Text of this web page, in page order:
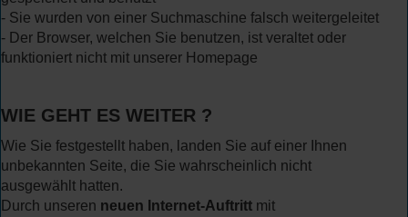
- Sie wurden von einer Suchmaschine falsch weitergeleitet
- Der Browser, welchen Sie benutzen, ist veraltet oder
funktioniert nicht mit unserer Homepage
WIE GEHT ES WEITER ?
Wie Sie festgestellt haben, landen Sie auf einer Ihnen
unbekannten Seite, die Sie wahrscheinlich nicht
ausgewählt hatten.
Durch unseren neuen Internet-Auftritt mit